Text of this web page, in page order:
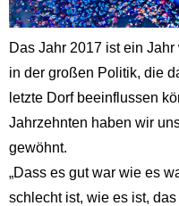
Das Jahr 2017 ist ein
in der großen Politik, die
letzte Dorf beeinflussen
Jahrzehnten haben wir
gewöhnt.
„Dass es gut war wie es
schlecht ist, wie es ist,